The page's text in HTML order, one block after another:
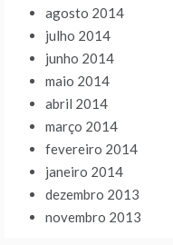
agosto 2014
julho 2014
junho 2014
maio 2014
abril 2014
março 2014
fevereiro 2014
janeiro 2014
dezembro 2013
novembro 2013